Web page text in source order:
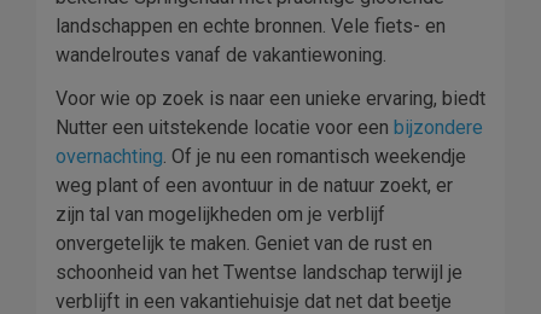
landschappen en echte bronnen. Vele fiets- en
wandelroutes vanaf de vakantiewoning.
Voor wie op zoek is naar een unieke ervaring, biedt
Nutter een uitstekende locatie voor een bijzondere
overnachting . Of je nu een romantisch weekendje
weg plant of een avontuur in de natuur zoekt, er
zijn tal van mogelijkheden om je verblijf
onvergetelijk te maken. Geniet van de rust en
schoonheid van het Twentse landschap terwijl je
verblijft in een vakantiehuisje dat net dat beetje